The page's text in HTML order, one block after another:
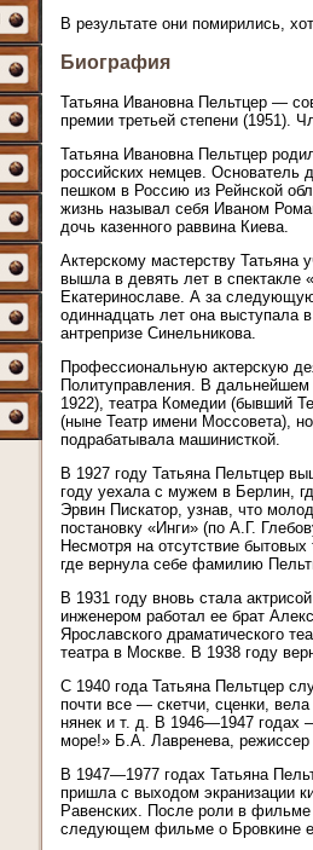
В результате они помирились,
Биография
Татьяна Ивановна Пельтцер —
премии третьей степени (1951).
Татьяна Ивановна Пельтцер
российских немцев. Основатель
пешком в Россию из Рейнской
жизнь называл себя Иваном
дочь казенного раввина Киева.
Актерскому мастерству Татьяна
вышла в девять лет в спектакле
Екатеринославе. А за
одиннадцать лет она выступала
антрепризе Синельникова.
Профессиональную актерскую
Политуправления. В
1922), театра Комедии (бывший
(ныне Театр имени Моссовета),
подрабатывала машинисткой.
В 1927 году Татьяна Пельтцер
году уехала с мужем в Берлин,
Эрвин Пискатор, узнав, что
постановку «Инги» (по А.Г.
Несмотря на отсутствие
где вернула себе фамилию
В 1931 году вновь стала
инженером работал ее брат
Ярославского драматического
театра в Москве. В 1938 году
С 1940 года Татьяна Пельтцер
почти все — скетчи, сценки,
нянек и т. д. В 1946—1947 годах
море!» Б.А. Лавренева,
В 1947—1977 годах Татьяна
пришла с выходом экранизации
Равенских. После роли в фильме
следующем фильме о Бровкине